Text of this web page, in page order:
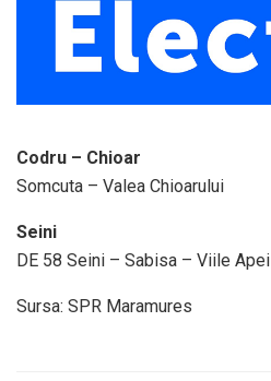
Codru – Chioar
Somcuta – Valea Chioarului
Seini
DE 58 Seini – Sabisa – Viile Apei
Sursa: SPR Maramures